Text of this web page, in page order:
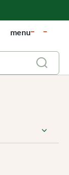
menubevat 0